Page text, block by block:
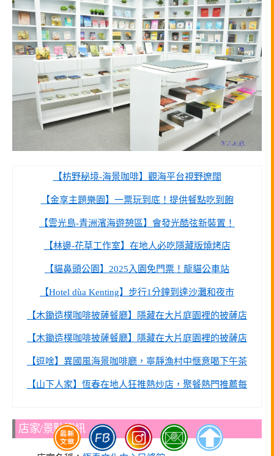
【枋野秘境-海景咖啡】觀海平台視野遼闊
【金享主題樂園】一票玩到底！提供餐點吃到飽
【雲光島-青洲濱海遊憩區】會發光酷弦新裝置！
【林邊-花草工作室】在地人必吃隱藏版燒烤店
【貓鼻頭公園】2025入園免門票！龍貓公車站
【Hotel dùa Kenting】步行1分鐘到達沙灘和夜市
【木鋤造樸咖啡披薩餐廳】隱藏在大片庭園裡的披薩店
【木鋤造樸咖啡披薩餐廳】隱藏在大片庭園裡的披薩店
【逗啥】異國風海景咖啡廳，寧靜漁村中愜意喝下午茶
【山下人家】恆春在地人狂推熱炒店，聚餐熱門推薦每
店家/景點資訊